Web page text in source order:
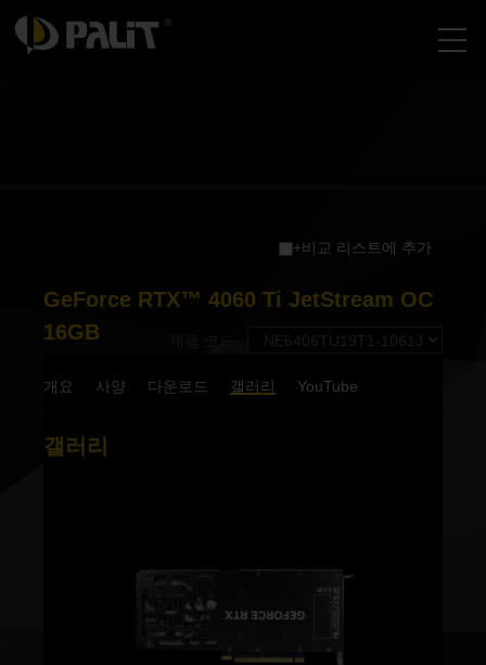
+비교 리스트에 추가
GeForce RTX™ 4060 Ti JetStream OC
16GB
개요 사양 다운로드 갤러리 YouTube
갤러리